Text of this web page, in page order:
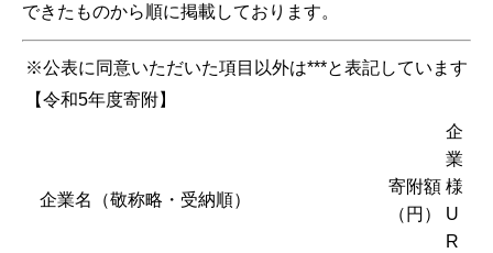
できたものから順に掲載しております。
※公表に同意いただいた項目以外は***と表記しています
【令和5年度寄附】
企業名（敬称略・受納順）
寄附額
（円）
企
業
様
U
R